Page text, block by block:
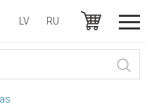
LV RU